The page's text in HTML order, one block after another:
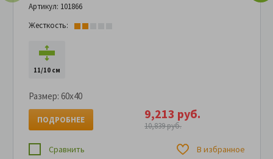
Артикул: 101866
Жесткость:
11/10 см
Размер: 60x40
9,213 руб.
10,839 руб.
ПОДРОБНЕЕ
Сравнить В избранное